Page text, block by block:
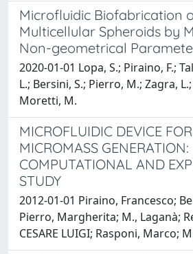
Microfluidic Biofabrication
Multicellular Spheroids by
Non-geometrical
2020-01-01 Lopa, S.; Piraino, F.;
L.; Bersini, S.; Pierro, M.; Zagra,
Moretti, M.
MICROFLUIDIC DEVICE
MICROMASS GENERATION:
COMPUTATIONAL AND
STUDY
2012-01-01 Piraino, Francesco;
Pierro, Margherita; M., Laganà;
CESARE LUIGI; Rasponi, Marco;